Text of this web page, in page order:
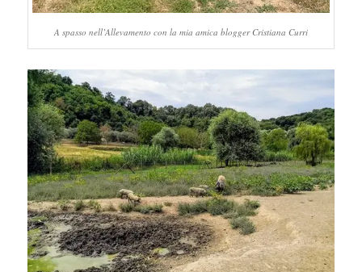
A spasso nell’Allevamento con la mia amica blogger Cristiana Curri